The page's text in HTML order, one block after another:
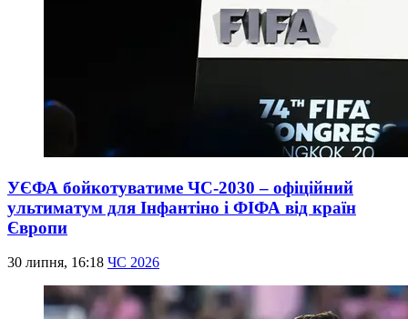
УЄФА бойкотуватиме ЧС-2030 – офіційний
ультиматум для Інфантіно і ФІФА від країн
Європи
30 липня, 16:18 ЧС 2026